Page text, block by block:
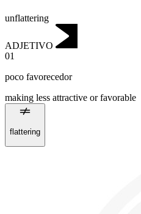
unflattering
ADJETIVO
01
poco favorecedor
making less attractive or favorable
flattering